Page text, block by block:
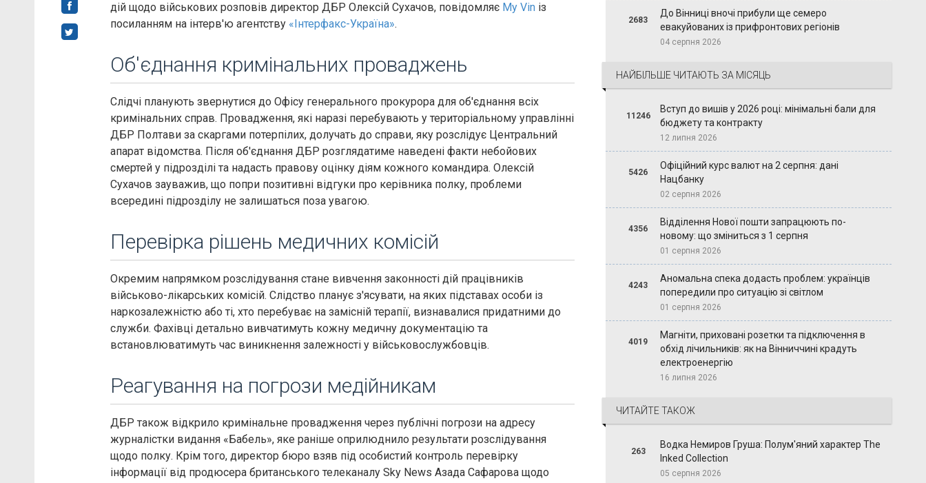
дій щодо військових розповів директор ДБР Олексій Сухачов, повідомляє My Vin із
посиланням на інтерв'ю агентству «Інтерфакс-Україна».
Об'єднання кримінальних проваджень
Слідчі планують звернутися до Офісу генерального прокурора для об'єднання всіх
кримінальних справ. Провадження, які наразі перебувають у територіальному управлінні
ДБР Полтави за скаргами потерпілих, долучать до справи, яку розслідує Центральний
апарат відомства. Після об'єднання ДБР розглядатиме наведені факти небойових
смертей у підрозділі та надасть правову оцінку діям кожного командира. Олексій
Сухачов зауважив, що попри позитивні відгуки про керівника полку, проблеми
всередині підрозділу не залишаться поза увагою.
Перевірка рішень медичних комісій
Окремим напрямком розслідування стане вивчення законності дій працівників
військово-лікарських комісій. Слідство планує з'ясувати, на яких підставах особи із
наркозалежністю або ті, хто перебуває на замісній терапії, визнавалися придатними до
служби. Фахівці детально вивчатимуть кожну медичну документацію та
встановлюватимуть час виникнення залежності у військовослужбовців.
Реагування на погрози медійникам
ДБР також відкрило кримінальне провадження через публічні погрози на адресу
журналістки видання «Бабель», яке раніше оприлюднило результати розслідування
щодо полку. Крім того, директор бюро взяв під особистий контроль перевірку
інформації від продюсера британського телеканалу Sky News Азада Сафарова щодо
2683
До Вінниці вночі прибули ще семеро
евакуйованих із прифронтових регіонів
04 серпня 2026
НАЙБІЛЬШЕ ЧИТАЮТЬ ЗА МІСЯЦЬ
11246
Вступ до вишів у 2026 році: мінімальні бали для
бюджету та контракту
12 липня 2026
5426
Офіційний курс валют на 2 серпня: дані
Нацбанку
02 серпня 2026
4356
Відділення Нової пошти запрацюють по-
новому: що зміниться з 1 серпня
01 серпня 2026
4243
Аномальна спека додасть проблем: українців
попередили про ситуацію зі світлом
01 серпня 2026
4019
Магніти, приховані розетки та підключення в
обхід лічильників: як на Вінниччині крадуть
електроенергію
16 липня 2026
ЧИТАЙТЕ ТАКОЖ
263
Водка Немиров Груша: Полум'яний характер The
Inked Collection
05 серпня 2026